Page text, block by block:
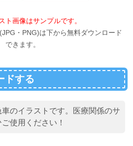
ト画像はサンプルです。
・PNG)は下から無料ダウンロード
できます。
ドする
のイラストです。医療関係のサ
使用ください！